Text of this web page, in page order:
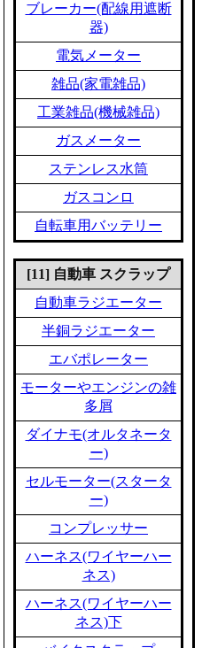
ブレーカー(配線用遮断
器)
電気メーター
雑品(家電雑品)
工業雑品(機械雑品)
ガスメーター
ステンレス水筒
ガスコンロ
自転車用バッテリー
[11] 自動車 スクラップ
自動車ラジエーター
半銅ラジエーター
エバポレーター
モーターやエンジンの雑
多屑
ダイナモ(オルタネータ
ー)
セルモーター(スタータ
ー)
コンプレッサー
ハーネス(ワイヤーハー
ネス)
ハーネス(ワイヤーハー
ネス)下